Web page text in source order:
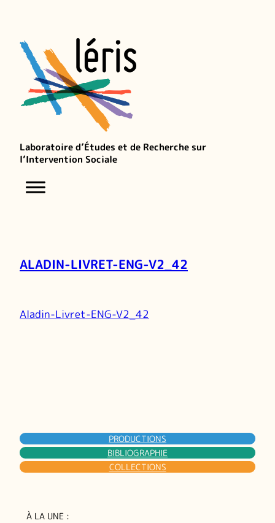
Laboratoire d’Études et de Recherche sur
l’Intervention Sociale
ALADIN-LIVRET-ENG-V2_42
Aladin-Livret-ENG-V2_42
PRODUCTIONS
BIBLIOGRAPHIE
COLLECTIONS
À LA UNE :